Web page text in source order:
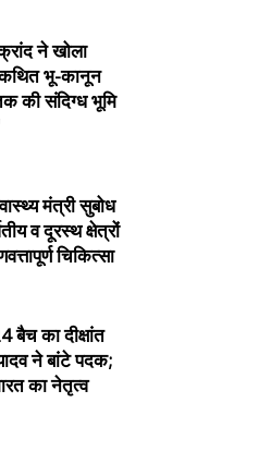
ने खोला
भू-कानून
की संदिग्ध भूमि
मंत्री सुबोध
व दूरस्थ क्षेत्रों
चिकित्सा
का दीक्षांत
ने बांटे पदक;
का नेतृत्व